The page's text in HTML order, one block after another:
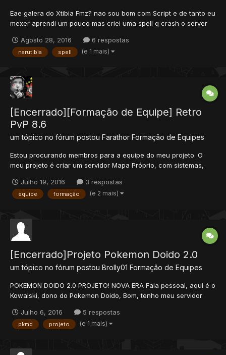
Eae galera do Xtibia Fmz? nao sou bom com Script e de tanto eu
mexer aprendi um pouco mas criei uma spell q crash o server
como funciona o Missile vai girar em redor de min e subir dps
ele vai cair e antes de cair vai apareçer 1 effect t...
Agosto 28, 2016 6 respostas
narutibia spell (e 1 mais)
[Encerrado][Formação de Equipe] Retro
PvP 8.6
um tópico no fórum postou Farathor Formação de Equipes
Estou procurando membros para a equipe do meu projeto. O
meu projeto é criar um servidor Mapa Próprio, com sistemas,
Atualmente, o servidor já tem sistema, eventos, magias e o
mapa criado, PROCURO uma equipe para melhorar os mesmos.
Julho 19, 2016 3 respostas
equipe formação (e 2 mais)
[Encerrado]Projeto Pokemon Doido 2.0
um tópico no fórum postou Brolly01 Formação de Equipes
POKEMON DOIDO 2.0 PROJETO! NOVA ERA Fala pessoal, aqui é o
Kowalski, dono do Pokemon Doido, Bom, tenho meu servidor
diariamente, de 20 a 40 players online por dia, nos fds da mais,
chegou a dar 50. Mas enfim, estou com um projeto, d...
Julho 6, 2016 5 respostas
pkmd projeto (e 1 mais)